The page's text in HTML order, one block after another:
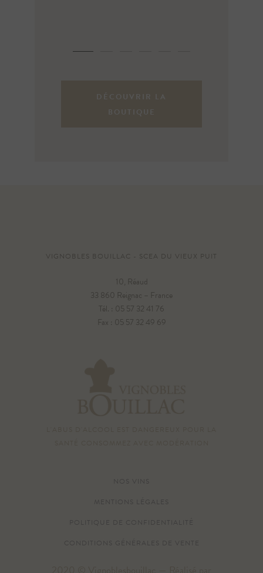
DÉCOUVRIR LA
BOUTIQUE
VIGNOBLES BOUILLAC - SCEA DU VIEUX PUIT
10, Réaud
33 860 Reignac – France
Tél. : 05 57 32 41 76
Fax : 05 57 32 49 69